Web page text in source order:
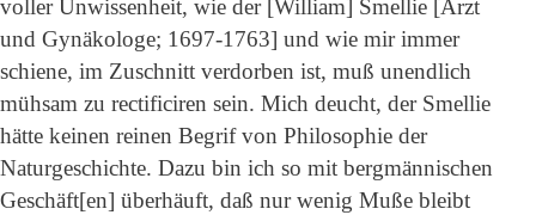
voller Unwissenheit, wie der [William] Smellie [Arzt
und Gynäkologe; 1697-1763] und wie mir immer
schiene, im Zuschnitt verdorben ist, muß unendlich
mühsam zu rectificiren sein. Mich deucht, der Smellie
hätte keinen reinen Begrif von Philosophie der
Naturgeschichte. Dazu bin ich so mit bergmännischen
Geschäft[en] überhäuft, daß nur wenig Muße bleibt